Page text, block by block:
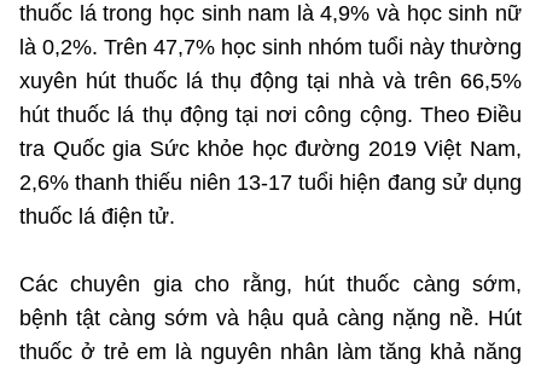
thuốc lá trong học sinh nam là 4,9% và học sinh nữ
là 0,2%. Trên 47,7% học sinh nhóm tuổi này thường
xuyên hút thuốc lá thụ động tại nhà và trên 66,5%
hút thuốc lá thụ động tại nơi công cộng. Theo Điều
tra Quốc gia Sức khỏe học đường 2019 Việt Nam,
2,6% thanh thiếu niên 13-17 tuổi hiện đang sử dụng
thuốc lá điện tử.
Các chuyên gia cho rằng, hút thuốc càng sớm,
bệnh tật càng sớm và hậu quả càng nặng nề. Hút
thuốc ở trẻ em là nguyên nhân làm tăng khả năng